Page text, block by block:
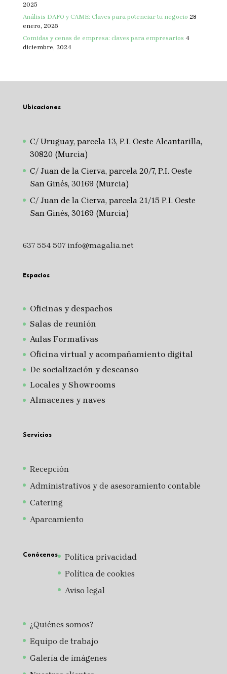
2025
Análisis DAFO y CAME: Claves para potenciar tu negocio 28
enero, 2025
Comidas y cenas de empresa: claves para empresarios 4
diciembre, 2024
Ubicaciones
C/ Uruguay, parcela 13, P.I. Oeste Alcantarilla,
30820 (Murcia)
C/ Juan de la Cierva, parcela 20/7, P.I. Oeste
San Ginés, 30169 (Murcia)
C/ Juan de la Cierva, parcela 21/15 P.I. Oeste
San Ginés, 30169 (Murcia)
637 554 507 info@magalia.net
Espacios
Oficinas y despachos
Salas de reunión
Aulas Formativas
Oficina virtual y acompañamiento digital
De socialización y descanso
Locales y Showrooms
Almacenes y naves
Servicios
Recepción
Administrativos y de asesoramiento contable
Catering
Aparcamiento
Conócenos
Política privacidad
Política de cookies
Aviso legal
¿Quiénes somos?
Equipo de trabajo
Galería de imágenes